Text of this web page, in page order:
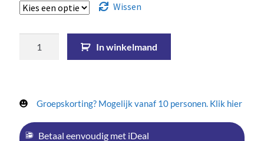
Wissen
In winkelmand
Groepskorting? Mogelijk vanaf 10 personen. Klik hier
Betaal eenvoudig met iDeal